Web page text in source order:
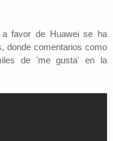
favor de Huawei se ha
donde comentarios como
de 'me gusta' en la